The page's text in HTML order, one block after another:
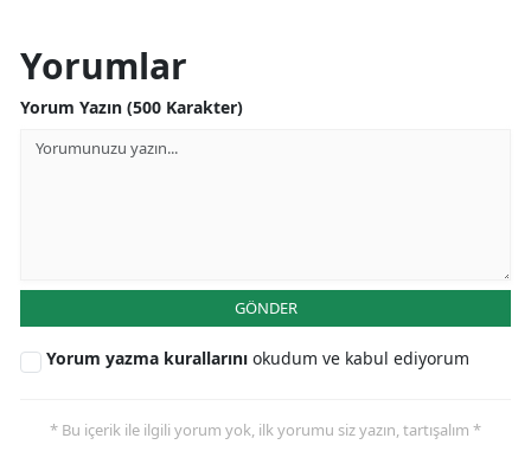
Yorumlar
Yorum Yazın (500 Karakter)
GÖNDER
Yorum yazma kurallarını okudum ve kabul ediyorum
* Bu içerik ile ilgili yorum yok, ilk yorumu siz yazın, tartışalım *